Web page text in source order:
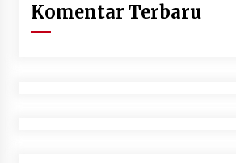
Komentar Terbaru